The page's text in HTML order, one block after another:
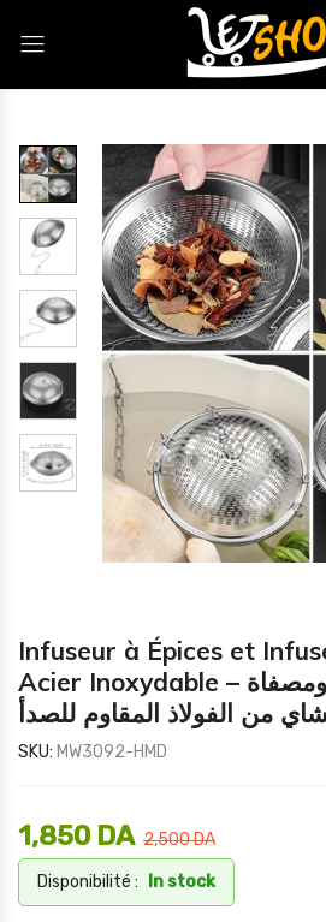
Infuseur à Épices et
Acier Inoxydable – مصفاة التوابل ومصفاة
من الفولاذ المقاوم للصدأ
SKU: MW3092-HMD
2,500DA
1,850 DA
Disponibilité : In stock